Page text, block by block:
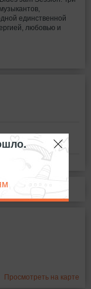
единственной
любовью и
Просмотреть на карте